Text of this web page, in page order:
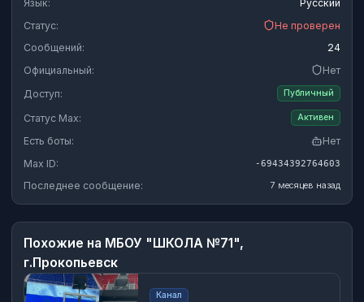
Язык:
Русский
Статус:
Не проверен
Сообщений:
24
Официальный:
Нет
Доступ:
Публичный
Статус Max: Активен
Есть боты:
Нет
Max ID:
-69434392764603
Последнее сообщение: 7 месяцев назад
Похожие на МБОУ "ШКОЛА №71",
г.Прокопьевск
Канал